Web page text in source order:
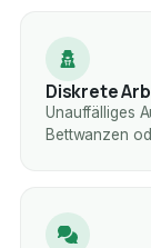
Diskrete
Unauffälliges
Bettwanzen